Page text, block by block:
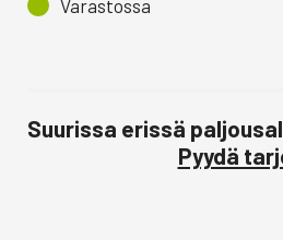
Varastossa
Suurissa erissä
Pyydä